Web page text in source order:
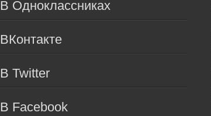
В Одноклассниках
ВКонтакте
В Twitter
В Facebook